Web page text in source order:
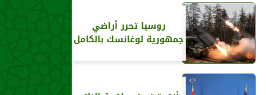
روسيا تحرر أراضي
جمهورية لوغانسك بالكامل